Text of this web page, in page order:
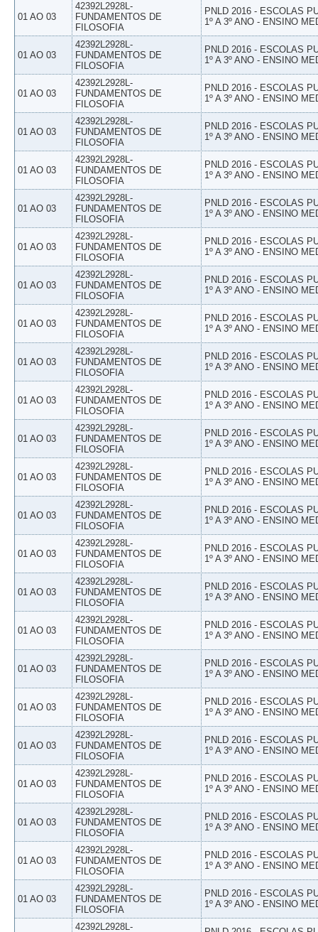
01 AO 03
42392L2928L-
FUNDAMENTOS DE
FILOSOFIA
PNLD 2016 - ESCOLAS
1º A 3º ANO - ENSINO
01 AO 03
42392L2928L-
FUNDAMENTOS DE
FILOSOFIA
PNLD 2016 - ESCOLAS
1º A 3º ANO - ENSINO
01 AO 03
42392L2928L-
FUNDAMENTOS DE
FILOSOFIA
PNLD 2016 - ESCOLAS
1º A 3º ANO - ENSINO
01 AO 03
42392L2928L-
FUNDAMENTOS DE
FILOSOFIA
PNLD 2016 - ESCOLAS
1º A 3º ANO - ENSINO
01 AO 03
42392L2928L-
FUNDAMENTOS DE
FILOSOFIA
PNLD 2016 - ESCOLAS
1º A 3º ANO - ENSINO
01 AO 03
42392L2928L-
FUNDAMENTOS DE
FILOSOFIA
PNLD 2016 - ESCOLAS
1º A 3º ANO - ENSINO
01 AO 03
42392L2928L-
FUNDAMENTOS DE
FILOSOFIA
PNLD 2016 - ESCOLAS
1º A 3º ANO - ENSINO
01 AO 03
42392L2928L-
FUNDAMENTOS DE
FILOSOFIA
PNLD 2016 - ESCOLAS
1º A 3º ANO - ENSINO
01 AO 03
42392L2928L-
FUNDAMENTOS DE
FILOSOFIA
PNLD 2016 - ESCOLAS
1º A 3º ANO - ENSINO
01 AO 03
42392L2928L-
FUNDAMENTOS DE
FILOSOFIA
PNLD 2016 - ESCOLAS
1º A 3º ANO - ENSINO
01 AO 03
42392L2928L-
FUNDAMENTOS DE
FILOSOFIA
PNLD 2016 - ESCOLAS
1º A 3º ANO - ENSINO
01 AO 03
42392L2928L-
FUNDAMENTOS DE
FILOSOFIA
PNLD 2016 - ESCOLAS
1º A 3º ANO - ENSINO
01 AO 03
42392L2928L-
FUNDAMENTOS DE
FILOSOFIA
PNLD 2016 - ESCOLAS
1º A 3º ANO - ENSINO
01 AO 03
42392L2928L-
FUNDAMENTOS DE
FILOSOFIA
PNLD 2016 - ESCOLAS
1º A 3º ANO - ENSINO
01 AO 03
42392L2928L-
FUNDAMENTOS DE
FILOSOFIA
PNLD 2016 - ESCOLAS
1º A 3º ANO - ENSINO
01 AO 03
42392L2928L-
FUNDAMENTOS DE
FILOSOFIA
PNLD 2016 - ESCOLAS
1º A 3º ANO - ENSINO
01 AO 03
42392L2928L-
FUNDAMENTOS DE
FILOSOFIA
PNLD 2016 - ESCOLAS
1º A 3º ANO - ENSINO
01 AO 03
42392L2928L-
FUNDAMENTOS DE
FILOSOFIA
PNLD 2016 - ESCOLAS
1º A 3º ANO - ENSINO
01 AO 03
42392L2928L-
FUNDAMENTOS DE
FILOSOFIA
PNLD 2016 - ESCOLAS
1º A 3º ANO - ENSINO
01 AO 03
42392L2928L-
FUNDAMENTOS DE
FILOSOFIA
PNLD 2016 - ESCOLAS
1º A 3º ANO - ENSINO
01 AO 03
42392L2928L-
FUNDAMENTOS DE
FILOSOFIA
PNLD 2016 - ESCOLAS
1º A 3º ANO - ENSINO
01 AO 03
42392L2928L-
FUNDAMENTOS DE
FILOSOFIA
PNLD 2016 - ESCOLAS
1º A 3º ANO - ENSINO
01 AO 03
42392L2928L-
FUNDAMENTOS DE
FILOSOFIA
PNLD 2016 - ESCOLAS
1º A 3º ANO - ENSINO
01 AO 03
42392L2928L-
FUNDAMENTOS DE
FILOSOFIA
PNLD 2016 - ESCOLAS
1º A 3º ANO - ENSINO
42392L2928L-